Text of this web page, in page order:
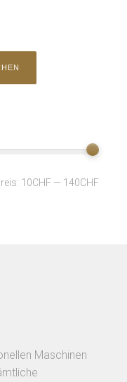
10CHF — 140CHF
Maschinen